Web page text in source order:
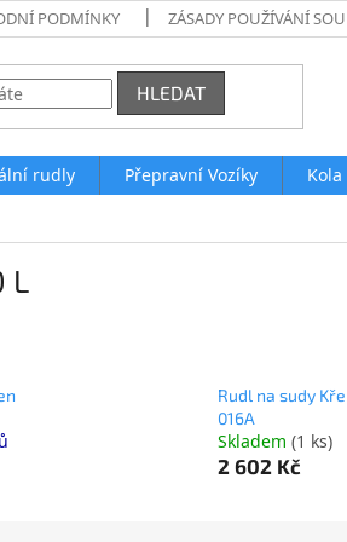
PODMÍNKY ZÁSADY POUŽÍVÁNÍ
HLEDAT
rudly Přepravní Vozíky
L
Rudl na sudy
016A
Skladem (1 ks)
2 602 Kč